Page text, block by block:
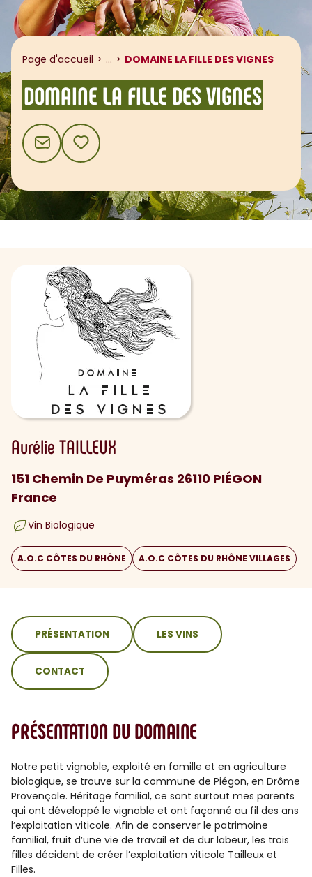
Page d'accueil ... Afficher le fil d'ariane
DOMAINE LA FILLE DES VIGNES
DOMAINE LA FILLE DES VIGNES
CONTACTAJOUTER AUX FAVORIS
Aurélie TAILLEUX
151 Chemin De Puyméras 26110 PIÉGON
France
Vin Biologique
A.O.C CÔTES DU RHÔNE A.O.C CÔTES DU RHÔNE VILLAGES
sommaire
PRÉSENTATION LES VINS
CONTACT
PRÉSENTATION DU DOMAINE
Notre petit vignoble, exploité en famille et en agriculture
biologique, se trouve sur la commune de Piégon, en Drôme
Provençale. Héritage familial, ce sont surtout mes parents
qui ont développé le vignoble et ont façonné au fil des ans
l’exploitation viticole. Afin de conserver le patrimoine
familial, fruit d’une vie de travail et de dur labeur, les trois
filles décident de créer l’exploitation viticole Tailleux et
Filles.